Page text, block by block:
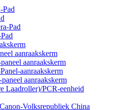
Pad
Pad
aanraakskerm
aanraakskerm
aanraakskerm
aanraakskerm
Laadroller)/PCR-eenheid
Canon-Volksrepubliek China